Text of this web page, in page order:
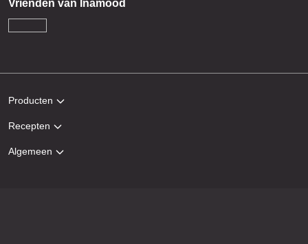
Vrienden van Inamood
Producten
Recepten
Algemeen